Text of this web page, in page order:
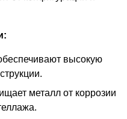
высокую
металл от коррозии